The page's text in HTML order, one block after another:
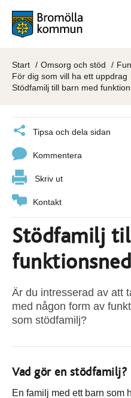
Start Omsorg och stöd
För dig som vill ha ett uppdrag
Stödfamilj till barn med
Tipsa och dela sidan
Kommentera
Skriv ut
Kontakt
Stödfamilj
Är du intresserad av att
med någon form av
som stödfamilj?
Vad gör en stödfamilj?
En familj med ett barn som